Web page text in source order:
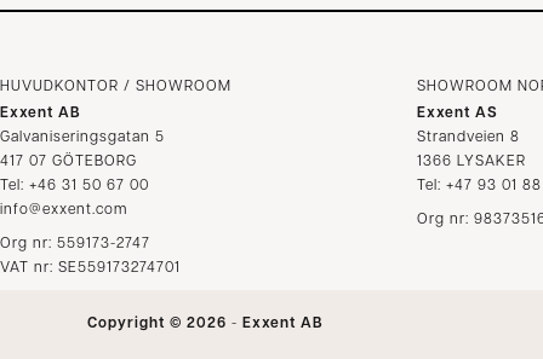
HUVUDKONTOR / SHOWROOM
Exxent AB
Galvaniseringsgatan 5
417 07 GÖTEBORG
Tel: +46 31 50 67 00
info@exxent.com
Org nr: 559173-2747
VAT nr: SE559173274701
SHOWROOM
Exxent AS
Strandveien 8
1366 LYSAKER
Tel: +47 93 01
Org nr:
Copyright © 2026 - Exxent AB